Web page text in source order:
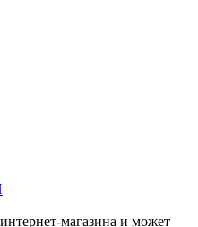
магазина и может